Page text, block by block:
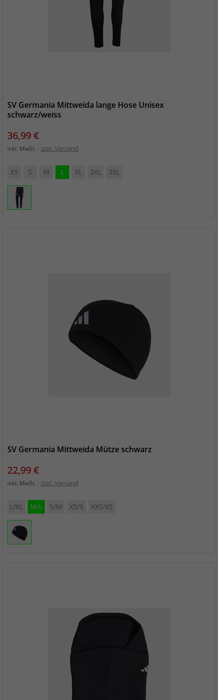
SV Germania Mittweida lange Hose Unisex
schwarz/weiss
Preis
36,99 €
inkl. MwSt. zzgl. Versand
XS S M L XL 2XL 3XL
SV Germania Mittweida Mütze schwarz
Preis
22,99 €
inkl. MwSt. zzgl. Versand
L/XL M/L S/M XS/S XXS/XS